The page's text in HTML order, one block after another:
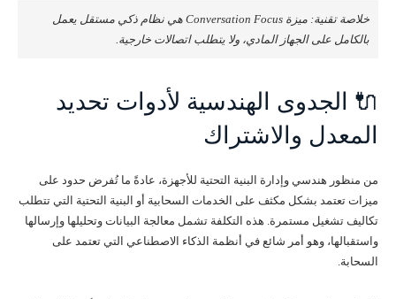
خلاصة تقنية: ميزة Conversation Focus هي نظام ذكي مستقل يعمل
بالكامل على الجهاز المادي، ولا يتطلب اتصالات خارجية.
🔌 الجدوى الهندسية لأدوات تحديد
المعدل والاشتراك
من منظور هندسي وإدارة البنية التحتية للأجهزة، عادةً ما تُفرض حدود على
ميزات تعتمد بشكل مكثف على الخدمات السحابية أو البنية التحتية التي تتطلب
تكاليف تشغيل مستمرة. هذه التكلفة تشمل معالجة البيانات وتحليلها وإرسالها
واستقبالها، وهو أمر شائع في أنظمة الذكاء الاصطناعي التي تعتمد على
السحابة.